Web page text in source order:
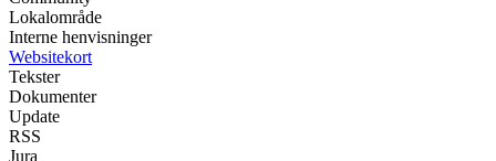
Lokalområde
Interne henvisninger
Websitekort
Tekster
Dokumenter
Update
RSS
Jura